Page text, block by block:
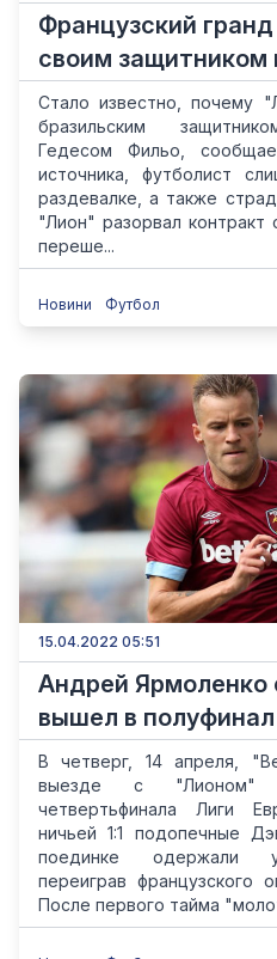
Французский
своим защитником
Стало известно, почему
бразильским
Гедесом Фильо,
источника, футболист
раздевалке, а также
"Лион" разорвал
переше...
Новини Футбол
15.04.2022 05:51
Андрей
вышел в
В четверг, 14 апреля,
выезде с "Лионом"
четвертьфинала Лиги
ничьей 1:1 подопечные
поединке одержали
переиграв французского
После первого тайма